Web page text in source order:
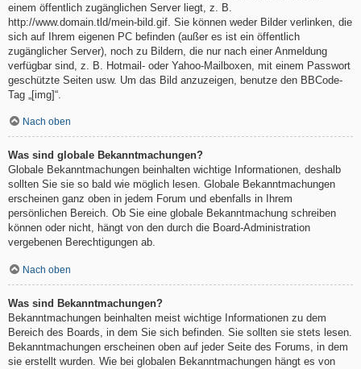
einem öffentlich zugänglichen Server liegt, z. B.
http://www.domain.tld/mein-bild.gif. Sie können weder Bilder verlinken, die
sich auf Ihrem eigenen PC befinden (außer es ist ein öffentlich
zugänglicher Server), noch zu Bildern, die nur nach einer Anmeldung
verfügbar sind, z. B. Hotmail- oder Yahoo-Mailboxen, mit einem Passwort
geschützte Seiten usw. Um das Bild anzuzeigen, benutze den BBCode-
Tag „[img]“.
Nach oben
Was sind globale Bekanntmachungen?
Globale Bekanntmachungen beinhalten wichtige Informationen, deshalb
sollten Sie sie so bald wie möglich lesen. Globale Bekanntmachungen
erscheinen ganz oben in jedem Forum und ebenfalls in Ihrem
persönlichen Bereich. Ob Sie eine globale Bekanntmachung schreiben
können oder nicht, hängt von den durch die Board-Administration
vergebenen Berechtigungen ab.
Nach oben
Was sind Bekanntmachungen?
Bekanntmachungen beinhalten meist wichtige Informationen zu dem
Bereich des Boards, in dem Sie sich befinden. Sie sollten sie stets lesen.
Bekanntmachungen erscheinen oben auf jeder Seite des Forums, in dem
sie erstellt wurden. Wie bei globalen Bekanntmachungen hängt es von